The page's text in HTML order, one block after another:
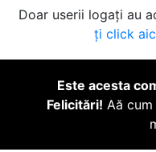
Doar userii logați au
ți click
Este acesta
Felicitări! Aă